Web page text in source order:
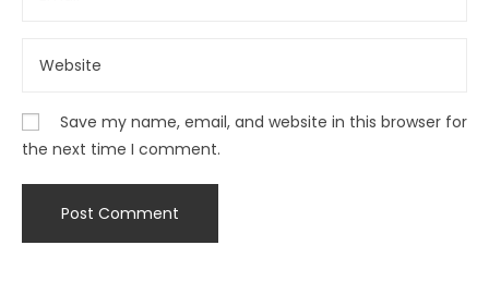
Save my name, email, and website in this browser for
the next time I comment.